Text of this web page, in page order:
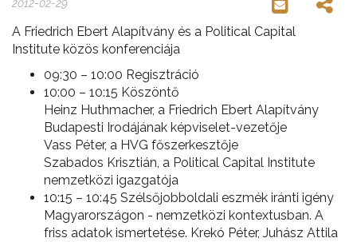
2012-02-29
A Friedrich Ebert Alapítvány és a Political Capital
Institute közös konferenciája
09:30 – 10:00 Regisztráció
10:00 – 10:15 Köszöntő
Heinz Huthmacher, a Friedrich Ebert Alapítvány
Budapesti Irodájának képviselet-vezetője
Vass Péter, a HVG főszerkesztője
Szabados Krisztián, a Political Capital Institute
nemzetközi igazgatója
10:15 – 10:45 Szélsőjobboldali eszmék iránti igény
Magyarországon - nemzetközi kontextusban. A
friss adatok ismertetése. Krekó Péter, Juhász Attila